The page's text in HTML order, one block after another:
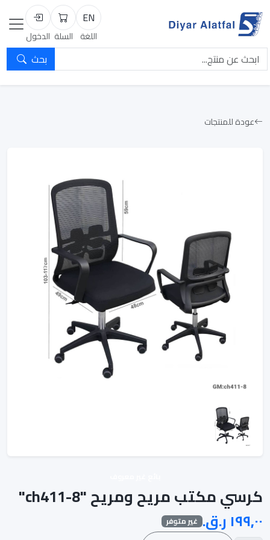
EN
اللغة
السلة
السلة
تسجيل
الدخول
بحث
عودة للمنتجات
كرسي مكتب مريح ومريح "ch411-8"
غير متوفر